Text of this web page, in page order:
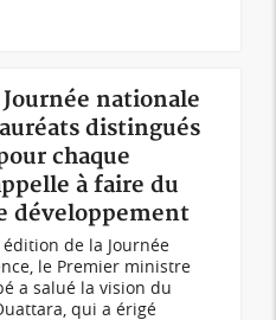
nationale
distingués
chaque
à faire du
développement
édition de la Journée
le Premier ministre
a salué la vision du
qui a érigé